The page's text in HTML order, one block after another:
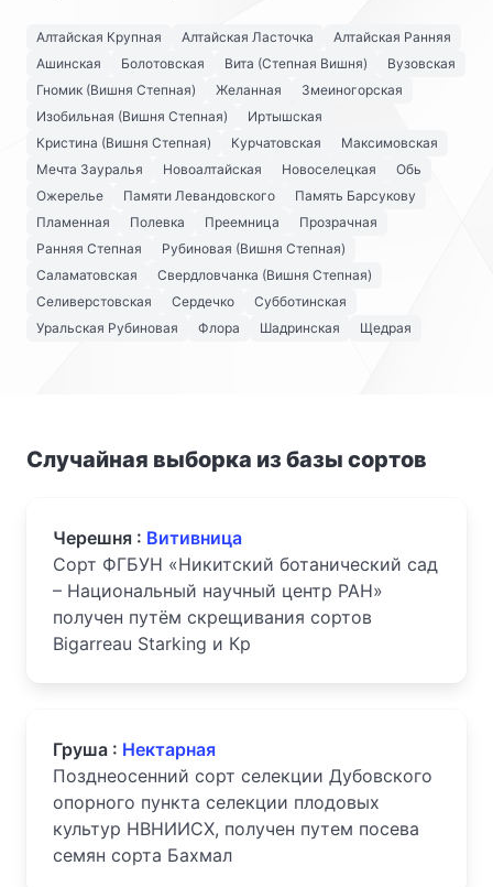
Алтайская Крупная Алтайская Ласточка
Алтайская Ранняя
Ашинская
Болотовская Вита (Степная Вишня)
Вузовская
Гномик (Вишня Степная)
Желанная
Змеиногорская
Изобильная (Вишня Степная)
Иртышская
Кристина (Вишня Степная)
Курчатовская
Максимовская
Мечта Зауралья
Новоалтайская Новоселецкая
Обь
Ожерелье
Памяти Левандовского
Память Барсукову
Пламенная
Полевка Преемница
Прозрачная
Ранняя Степная
Рубиновая (Вишня Степная)
Саламатовская
Свердловчанка (Вишня Степная)
Селиверстовская
Сердечко
Субботинская
Уральская Рубиновая
Флора Шадринская Щедрая
Случайная выборка из базы сортов
Черешня : Витивница
Сорт ФГБУН «Никитский ботанический сад
– Национальный научный центр РАН»
получен путём скрещивания сортов
Bigarreau Starking и Кр
Груша : Нектарная
Позднеосенний сорт селекции Дубовского
опорного пункта селекции плодовых
культур НВНИИСХ, получен путем посева
семян сорта Бахмал